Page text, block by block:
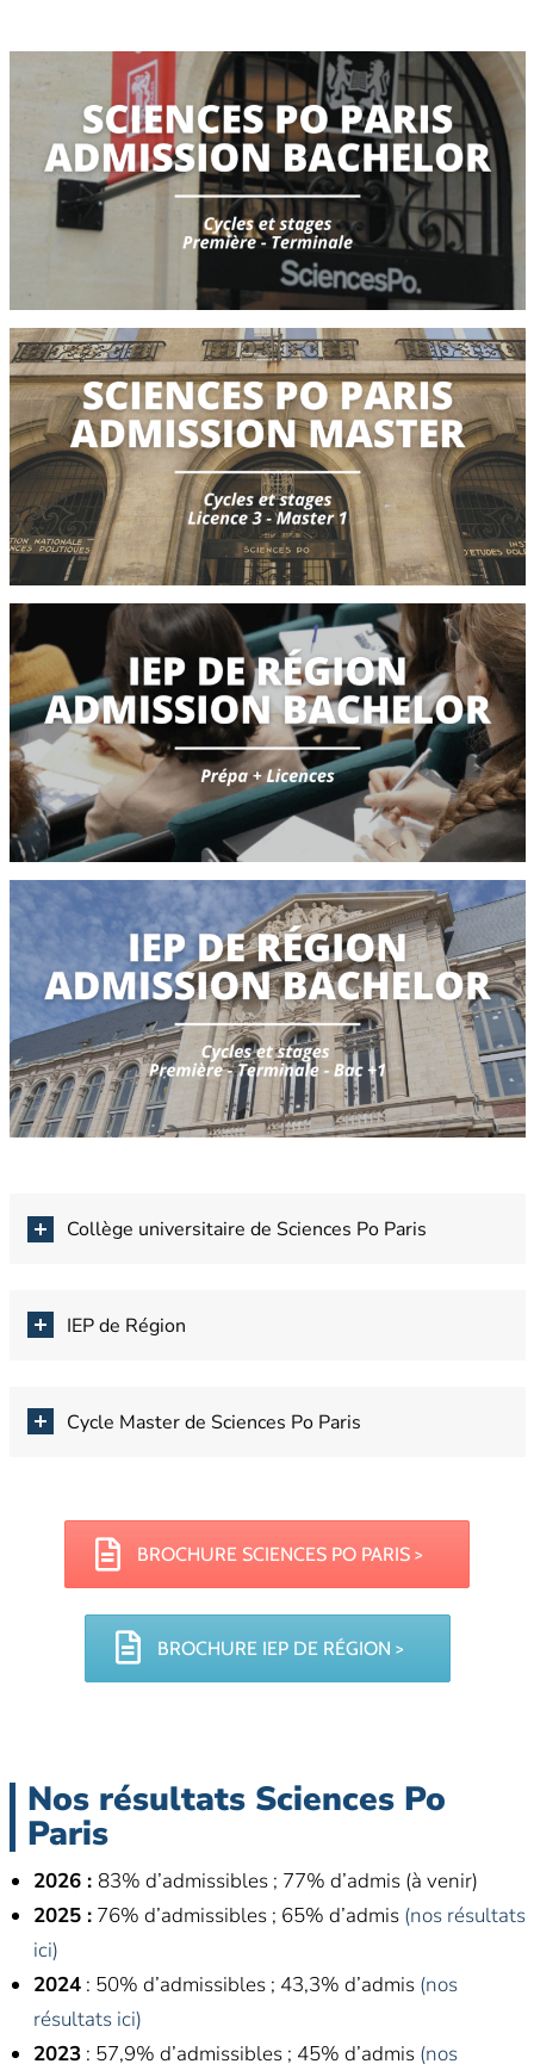
Collège universitaire de Sciences Po Paris
IEP de Région
Cycle Master de Sciences Po Paris
BROCHURE SCIENCES PO PARIS >
BROCHURE IEP DE RÉGION >
Nos résultats Sciences Po
Paris
2026 : 83% d’admissibles ; 77% d’admis (à venir)
2025 :76% d’admissibles ; 65% d’admis (nos résultats
ici)
2024: 50% d’admissibles ; 43,3% d’admis (nos
résultats ici)
2023: 57,9% d’admissibles ; 45% d’admis (nos